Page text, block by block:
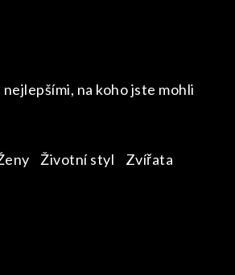
na koho jste mohli
Životní styl Zvířata